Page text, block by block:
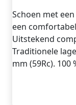
Schoen met
een
Uitstekend
Traditionele
mm (59Rc). 100